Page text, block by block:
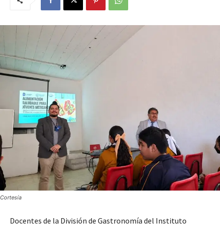
Cortesía
Docentes de la División de Gastronomía del Instituto